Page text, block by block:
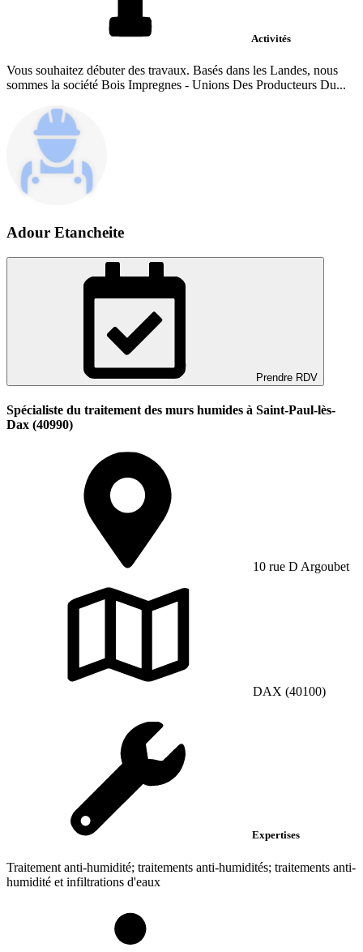
Activités
Vous souhaitez débuter des travaux. Basés dans les Landes, nous
sommes la société Bois Impregnes - Unions Des Producteurs Du...
Adour Etancheite
Prendre RDV
Spécialiste du traitement des murs humides à Saint-Paul-lès-
Dax (40990)
10 rue D Argoubet
DAX (40100)
Expertises
Traitement anti-humidité; traitements anti-humidités; traitements anti-
humidité et infiltrations d'eaux